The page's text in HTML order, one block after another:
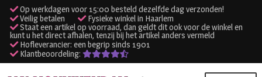
Op werkdagen voor 15:00 besteld dezelfde dag verzonden!
Veilig betalen
Fysieke winkel in Haarlem
Staat een artikel op voorraad, dan geldt dit ook voor de winkel en
kunt u het direct afhalen, tenzij bij het artikel anders vermeld
Hofleverancier: een begrip sinds 1901
Klantbeoordeling: